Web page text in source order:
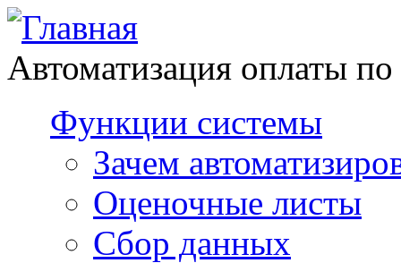
Автоматизация оплаты
Функции системы
Зачем
Оценочные листы
Сбор данных